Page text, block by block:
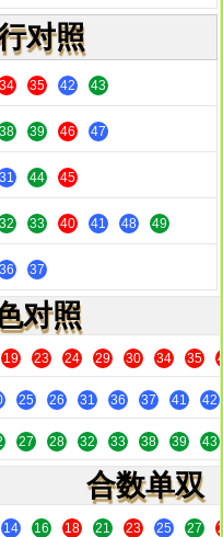
对照
34 35 42 43
38 39 46 47
31 44 45
32 33 40 41 48 49
36 37
对照
19 23 24 29 30 34 35
25 26 31 36 37 41 42
27 28 32 33 38 39 43
合数单双
14 16 18 21 23 25 27